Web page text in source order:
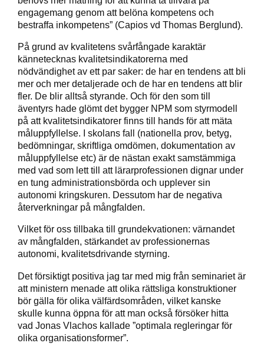
engagemang genom att belöna kompetens och
bestraffa inkompetens” (Capios vd Thomas Berglund).
På grund av kvalitetens svårfångade karaktär
kännetecknas kvalitetsindikatorerna med
nödvändighet av ett par saker: de har en tendens att bli
mer och mer detaljerade och de har en tendens att blir
fler. De blir alltså styrande. Och för den som till
äventyrs hade glömt det bygger NPM som styrmodell
på att kvalitetsindikatorer finns till hands för att mäta
måluppfyllelse. I skolans fall (nationella prov, betyg,
bedömningar, skriftliga omdömen, dokumentation av
måluppfyllelse etc) är de nästan exakt samstämmiga
med vad som lett till att lärarprofessionen dignar under
en tung administrationsbörda och upplever sin
autonomi kringskuren. Dessutom har de negativa
återverkningar på mångfalden.
Vilket för oss tillbaka till grundekvationen: värnandet
av mångfalden, stärkandet av professionernas
autonomi, kvalitetsdrivande styrning.
Det försiktigt positiva jag tar med mig från seminariet är
att ministern menade att olika rättsliga konstruktioner
bör gälla för olika välfärdsområden, vilket kanske
skulle kunna öppna för att man också försöker hitta
vad Jonas Vlachos kallade ”optimala regleringar för
olika organisationsformer”.